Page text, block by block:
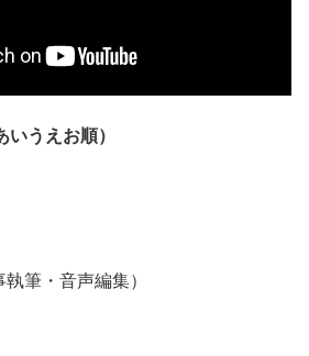
うえお順）
筆・音声編集）